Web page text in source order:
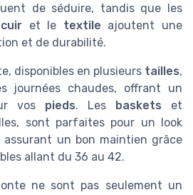
de séduire, tandis que les
cuiret le textile ajoutent une
et de durabilité.
disponibles en plusieurs tailles,
journées chaudes, offrant un
vos pieds. Les baskets et
sont parfaites pour un look
un bon maintien grâce
allant du 36 au 42.
ne sont pas seulement un